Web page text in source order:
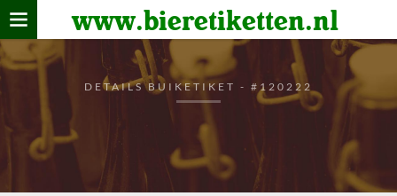
www.bieretiketten.nl
Home
verzamelen
De bierkaart
Bezoekers
DETAILS BUIKETIKET - #120222